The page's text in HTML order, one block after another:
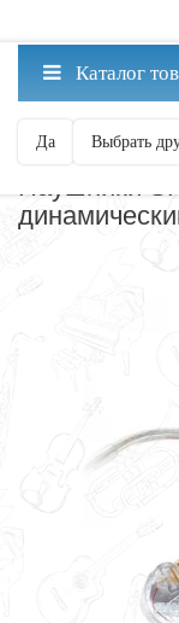
Москва ваш
Да Выбрать
Каталог
НАУШНИКИ
Наушники